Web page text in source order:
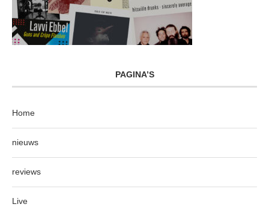
PAGINA’S
Home
nieuws
reviews
Live